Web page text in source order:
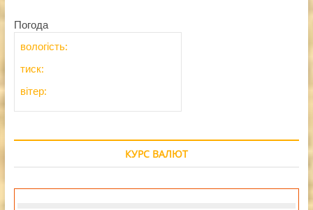
Погода
вологість:
тиск:
вітер:
КУРС ВАЛЮТ